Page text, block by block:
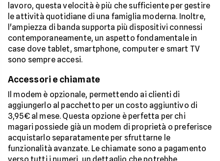
lavoro, questa velocità è più che sufficiente per gestire
le attività quotidiane di una famiglia moderna. Inoltre,
l'ampiezza di banda supporta più dispositivi connessi
contemporaneamente, un aspetto fondamentale in
case dove tablet, smartphone, computer e smart TV
sono sempre accesi.
Accessori e chiamate
Il modem è opzionale, permettendo ai clienti di
aggiungerlo al pacchetto per un costo aggiuntivo di
3,95€ al mese. Questa opzione è perfetta per chi
magari possiede già un modem di proprietà o preferisce
acquistarlo separatamente per sfruttarne le
funzionalità avanzate. Le chiamate sono a pagamento
verso tutti i numeri, un dettaglio che potrebbe